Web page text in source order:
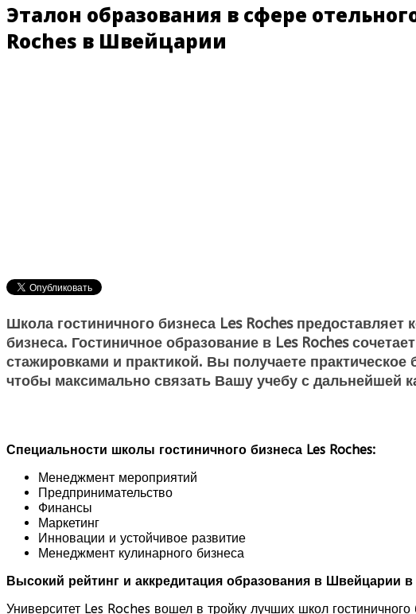
Эталон образования в сфере
Roches в Швейцарии
Школа гостиничного бизнеса Les Roches
бизнеса. Гостиничное образование в Les Roches
стажировками и практикой. Вы получаете
чтобы максимально связать Вашу учебу с дальнейшей
Специальности школы гостиничного бизнеса Les Roches:
Менеджмент мероприятий
Предпринимательство
Финансы
Маркетинг
Инновации и устойчивое развитие
Менеджмент кулинарного бизнеса
Высокий рейтинг и аккредитация образования в Швейцарии в
Университет Les Roches вошел в тройку лучших школ